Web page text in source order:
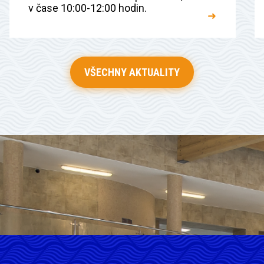
v čase 10:00-12:00 hodin.
➜
VŠECHNY AKTUALITY